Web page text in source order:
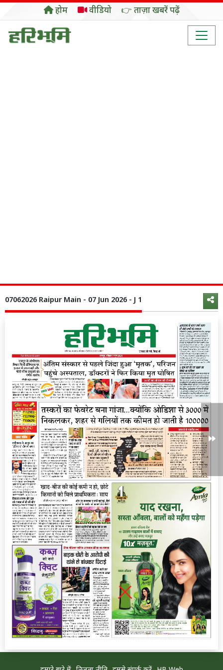
होम वीडियो 👉 ताज़ा खबरें पढ़ें
07062026 Raipur Main - 07 Jun 2026 - J 1